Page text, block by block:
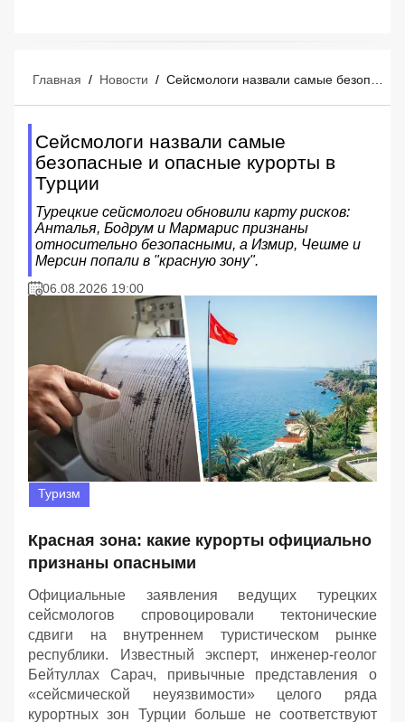
Главная / Новости /
Сейсмологи назвали самые
безопасные и опасные курорты в
Турции
Турецкие сейсмологи обновили карту рисков:
Анталья, Бодрум и Мармарис признаны
относительно безопасными, а Измир, Чешме и
Мерсин попали в "красную зону".
06.08.2026 19:00
Туризм
Красная зона: какие курорты официально
признаны опасными
Официальные заявления ведущих турецких
сейсмологов спровоцировали тектонические
сдвиги на внутреннем туристическом рынке
республики. Известный эксперт, инженер-геолог
Бейтуллах Сарач, привычные представления о
«сейсмической неуязвимости» целого ряда
курортных зон Турции больше не соответствуют